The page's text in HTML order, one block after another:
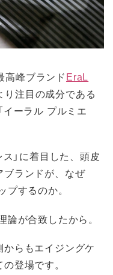
高峰ブランドEraL
り注目の成分である
ーラル プルミエ
ス」に着目した、頭皮
ブランドが、なぜ
するのか。
が合致したから。
らもエイジングケ
登場です。